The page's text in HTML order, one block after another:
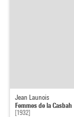
Jean Launois
Femmes de la Casbah
[1932]